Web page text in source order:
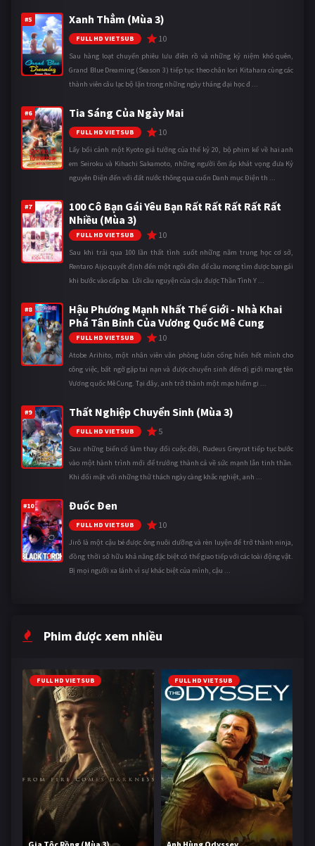
#5 Xanh Thẳm (Mùa 3)
FULL HD VIETSUB 10
Sau hàng loạt chuyến phiêu lưu điên rồ và những kỷ niệm khó quên,
Grand Blue Dreaming (Season 3) tiếp tục theo chân Iori Kitahara cùng các
thành viên câu lạc bộ lặn trong những ngày tháng đại học đ ...
#6 Tia Sáng Của Ngày Mai
FULL HD VIETSUB 10
Lấy bối cảnh một Kyoto giả tưởng của thế kỷ 20, bộ phim kể về hai anh
em Seiroku và Kihachi Sakamoto, những người ôm ấp khát vọng đưa Kỷ
nguyên Điện đến với đất nước thông qua cuốn Danh mục Điện th ...
#7
100 Cô Bạn Gái Yêu Bạn Rất Rất Rất Rất Rất
Nhiều (Mùa 3)
FULL HD VIETSUB 10
Sau khi trải qua 100 lần thất tình suốt những năm trung học cơ sở,
Rentaro Aijo quyết định đến một ngôi đền để cầu mong tìm được bạn gái
khi bước vào cấp ba. Lời cầu nguyện của cậu được Thần Tình Y ...
#8
Hậu Phương Mạnh Nhất Thế Giới - Nhà Khai
Phá Tân Binh Của Vương Quốc Mê Cung
FULL HD VIETSUB 10
Atobe Arihito, một nhân viên văn phòng luôn cống hiến hết mình cho
công việc, bất ngờ gặp tai nạn và được chuyển sinh đến dị giới mang tên
Vương quốc Mê Cung. Tại đây, anh trở thành một mạo hiểm gi ...
#9 Thất Nghiệp Chuyển Sinh (Mùa 3)
FULL HD VIETSUB 5
Sau những biến cố làm thay đổi cuộc đời, Rudeus Greyrat tiếp tục bước
vào một hành trình mới để trưởng thành cả về sức mạnh lẫn tinh thần.
Khi đối mặt với những thử thách ngày càng khắc nghiệt, anh ...
#10 Đuốc Đen
FULL HD VIETSUB 10
Jirô là một cậu bé được ông nuôi dưỡng và rèn luyện để trở thành ninja,
đồng thời sở hữu khả năng đặc biệt có thể giao tiếp với các loài động vật.
Bị mọi người xa lánh vì sự khác biệt của mình, cậu ...
Phim được xem nhiều
FULL HD VIETSUB FULL HD VIETSUB